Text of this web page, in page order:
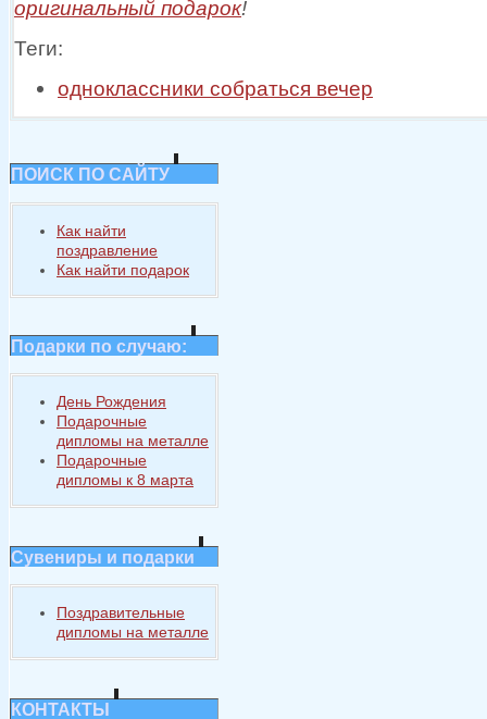
оригинальный подарок!
Теги:
одноклассники собраться вечер
ПОИСК ПО САЙТУ
Как найти
поздравление
Как найти подарок
Подарки по случаю:
День Рождения
Подарочные
дипломы на металле
Подарочные
дипломы к 8 марта
Сувениры и подарки
Поздравительные
дипломы на металле
КОНТАКТЫ